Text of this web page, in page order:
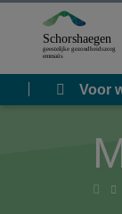
Overslaan en
Voor